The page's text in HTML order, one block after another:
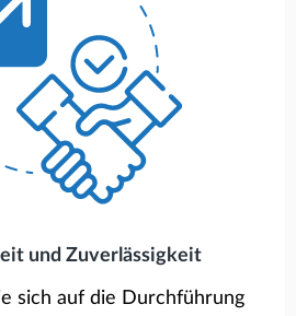
und Zuverlässigkeit
sich auf die Durchführung